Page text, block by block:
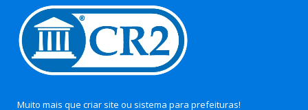
Muito mais que criar site ou sistema para prefeituras!